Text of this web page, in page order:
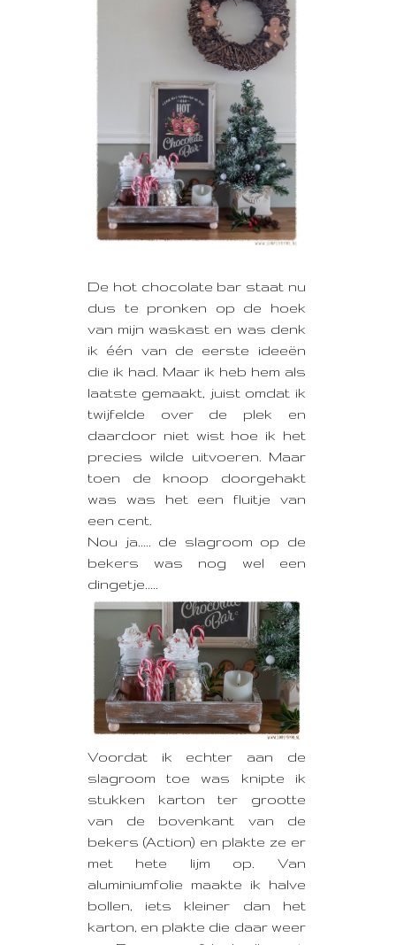
De hot chocolate bar staat nu
dus te pronken op de hoek
van mijn waskast en was denk
ik één van de eerste ideeën
die ik had. Maar ik heb hem als
laatste gemaakt, juist omdat ik
twijfelde over de plek en
daardoor niet wist hoe ik het
precies wilde uitvoeren. Maar
toen de knoop doorgehakt
was was het een fluitje van
een cent.
Nou ja..... de slagroom op de
bekers was nog wel een
dingetje.....
Voordat ik echter aan de
slagroom toe was knipte ik
stukken karton ter grootte
van de bovenkant van de
bekers (Action) en plakte ze er
met hete lijm op. Van
aluminiumfolie maakte ik halve
bollen, iets kleiner dan het
karton, en plakte die daar weer